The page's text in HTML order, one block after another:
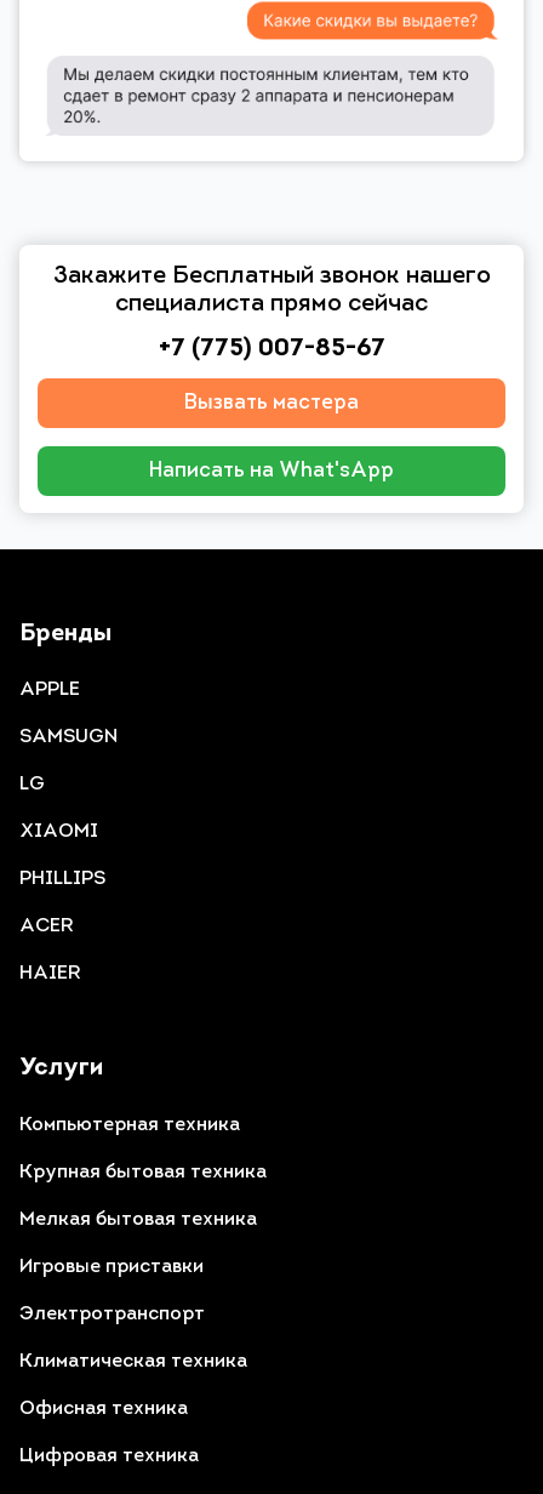
Закажите Бесплатный звонок нашего
специалиста прямо сейчас
+7 (775) 007-85-67
Вызвать мастера
Написать на What'sApp
Услуги
Компьютерная техника
Крупная бытовая техника
Мелкая бытовая техника
Игровые приставки
Электротранспорт
Климатическая техника
Офисная техника
Цифровая техника
Бренды
APPLE
SAMSUGN
LG
XIAOMI
PHILLIPS
ACER
HAIER